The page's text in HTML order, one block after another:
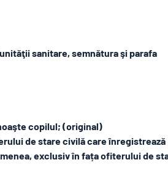
sanitare, semnătura şi parafa
copilul; (original)
de stare civilă care înregistrează
exclusiv în fața ofiterului de